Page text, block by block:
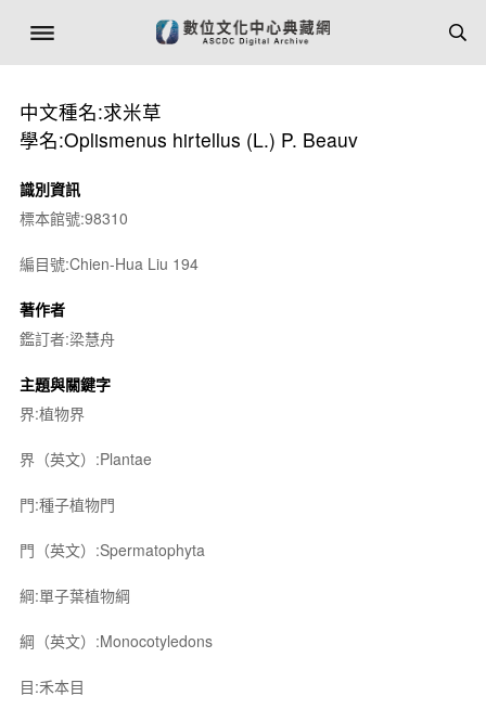
中文種名:求米草
學名:Oplismenus hirtellus (L.) P. Beauv
識別資訊
標本館號:98310
編目號:Chien-Hua Liu 194
著作者
鑑訂者:梁慧舟
主題與關鍵字
界:植物界
界（英文）:Plantae
門:種子植物門
門（英文）:Spermatophyta
綱:單子葉植物綱
綱（英文）:Monocotyledons
目:禾本目